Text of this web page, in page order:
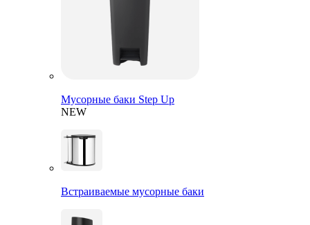
Мусорные баки Step Up
NEW
Встраиваемые мусорные баки